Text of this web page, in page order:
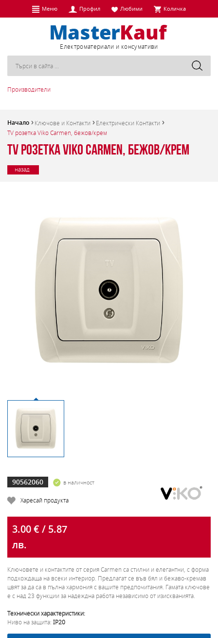
Меню Профил Любими Количка
Eлектроматериали и консумативи
Производители
Начало Ключове и Контакти
Електрически Контакти
TV розетка Viko Carmen, бежов/крем
TV розетка Viko Carmen, бежов/крем
назад
90562060 в наличност
Харесай продукта
3.00 € / 5.87
лв.
Ключовете и контактите от серия Carmen са стилни и елегантни, с форма
подхождаща на всеки интериор. Предлагат се във бял и бежаво-кремав
цвят за да са в пълна хармония с вашите предпочитания. Гамата ключове
е с над 23 функции за надеждна работа независимо от изискванията.
Технически характеристики:
Ниво на защита: IP20